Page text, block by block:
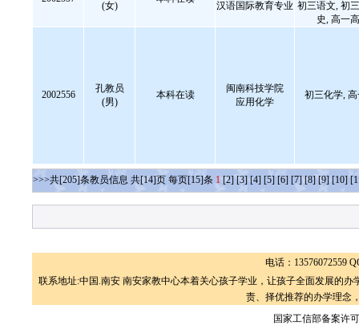
(女)
汉语国际教育专业 初三语文, 初
史, 高一
2002556
孔教员
(男)
本科在读
闽南科技学院
应用化学
初三化学,
>>>共[205]条教员信息 共[14]页 每页[15]条 1 [2] [3] [4] [5] [6] [7] [8] [9] [10]
电话：13576072559
联系地址:中国.南安 南安家教中心本着关心孩子学业，让孩子全面发展的
责、择优推荐的办学理念
国家工信部备案许